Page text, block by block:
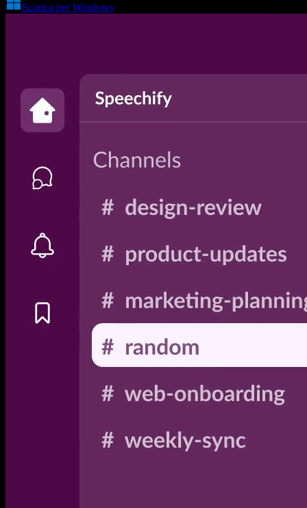
Scarica per Windows